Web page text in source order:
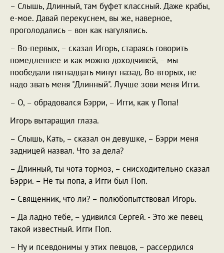
– Слышь, Длинный, там буфет классный. Даже крабы,
е-мое. Давай перекуснем, вы же, наверное,
проголодались – вон как нагулялись.
– Во-первых, – сказал Игорь, стараясь говорить
помедленнее и как можно доходчивей, – мы
пообедали пятнадцать минут назад. Во-вторых, не
надо звать меня "Длинный". Лучше зови меня Игги.
– О, – обрадовался Бэрри, – Игги, как у Попа!
Игорь вытаращил глаза.
– Слышь, Кать, – сказал он девушке, – Бэрри меня
задницей назвал. Что за дела?
– Длинный, ты чота тормоз, – снисходительно сказал
Бэрри. – Не ты попа, а Игги был Поп.
– Священник, что ли? – полюбопытствовал Игорь.
– Да ладно тебе, – удивился Сергей. - Это же певец
такой известный. Игги Поп.
– Ну и псевдонимы у этих певцов, – рассердился